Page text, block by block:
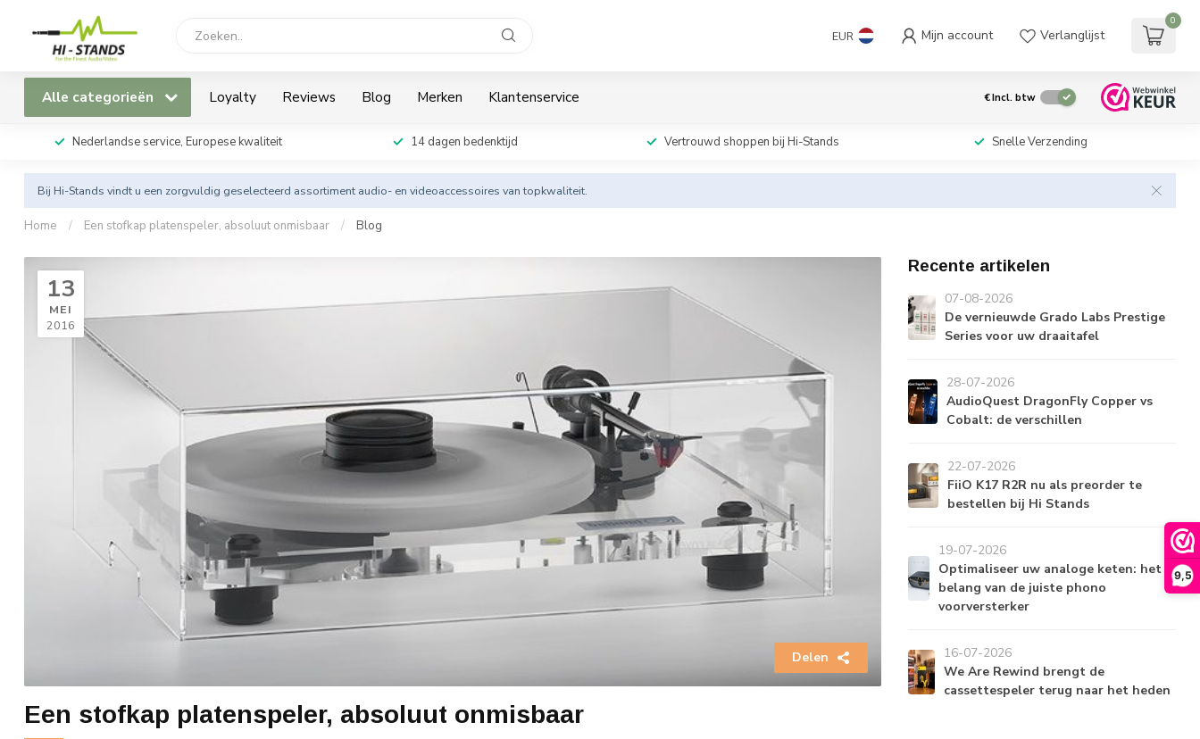
9,5
EUR Mijn account Verlanglijst
0
Alle categorieën Loyalty Reviews Blog Merken Klantenservice €Incl. btw
Nederlandse service, Europese kwaliteit 14 dagen bedenktijd Vertrouwd shoppen bij Hi-Stands Snelle Verzending
Bij Hi-Stands vindt u een zorgvuldig geselecteerd assortiment audio- en videoaccessoires van topkwaliteit.
Home / Een stofkap platenspeler, absoluut onmisbaar / Blog
13
MEI
2016
Delen
Een stofkap platenspeler, absoluut onmisbaar
Recente artikelen
07-08-2026
De vernieuwde Grado Labs Prestige
Series voor uw draaitafel
28-07-2026
AudioQuest DragonFly Copper vs
Cobalt: de verschillen
22-07-2026
FiiO K17 R2R nu als preorder te
bestellen bij Hi Stands
19-07-2026
Optimaliseer uw analoge keten: het
belang van de juiste phono
voorversterker
16-07-2026
We Are Rewind brengt de
cassettespeler terug naar het heden